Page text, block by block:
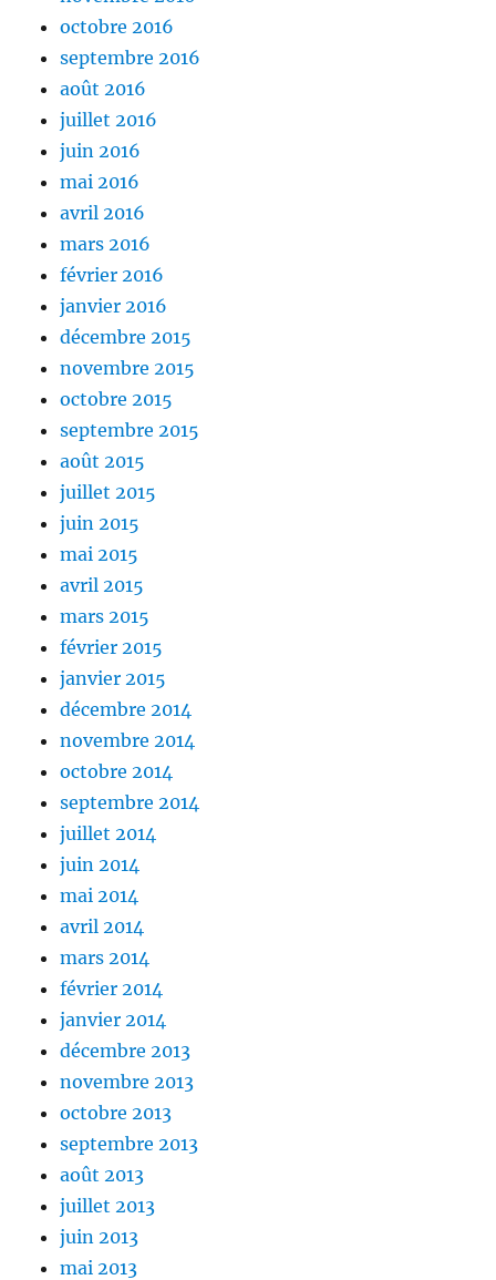
octobre 2016
septembre 2016
août 2016
juillet 2016
juin 2016
mai 2016
avril 2016
mars 2016
février 2016
janvier 2016
décembre 2015
novembre 2015
octobre 2015
septembre 2015
août 2015
juillet 2015
juin 2015
mai 2015
avril 2015
mars 2015
février 2015
janvier 2015
décembre 2014
novembre 2014
octobre 2014
septembre 2014
juillet 2014
juin 2014
mai 2014
avril 2014
mars 2014
février 2014
janvier 2014
décembre 2013
novembre 2013
octobre 2013
septembre 2013
août 2013
juillet 2013
juin 2013
mai 2013